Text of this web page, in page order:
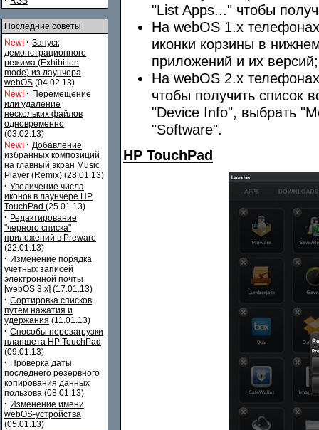
Последние советы
New! · Запуск
демонстрационного
режима (Exhibition
mode) из лаунчера
webOS (04.02.13)
New! · Перемещение
или удаление
нескольких файлов
одновременно
(03.02.13)
New! · Добавление
избранных композиций
на главный экран Music
Player (Remix) (28.01.13)
· Увеличение числа
иконок в лаунчере HP
TouchPad (25.01.13)
· Редактирование
"черного списка"
приложений в Preware
(22.01.13)
· Изменение порядка
учетных записей
электронной почты
[webOS 3.x] (17.01.13)
· Сортировка списков
путем нажатия и
удержания (11.01.13)
· Способы перезагрузки
планшета HP TouchPad
(09.01.13)
· Проверка даты
последнего резервного
копирования данных
пользова (08.01.13)
· Изменение имени
webOS-устройства
(05.01.13)
"List Apps..." чтобы
На webOS 1.x
иконки корзины в
приложений и их версий;
На webOS 2.x
чтобы получить список
"Device Info", выбрать
"Software".
HP TouchPad